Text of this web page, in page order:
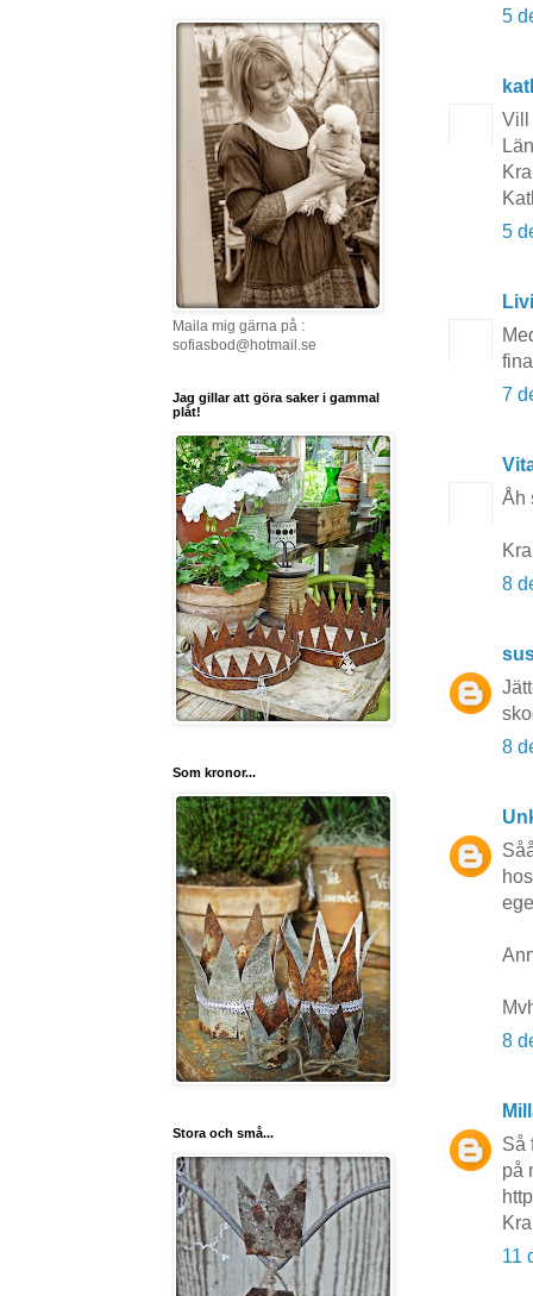
5
Vill
5
7
Åh
8
8
8
Så
på
11
Maila mig gärna på :
sofiasbod@hotmail.se
Jag gillar att göra saker i gammal
plåt!
Som kronor...
Stora och små...